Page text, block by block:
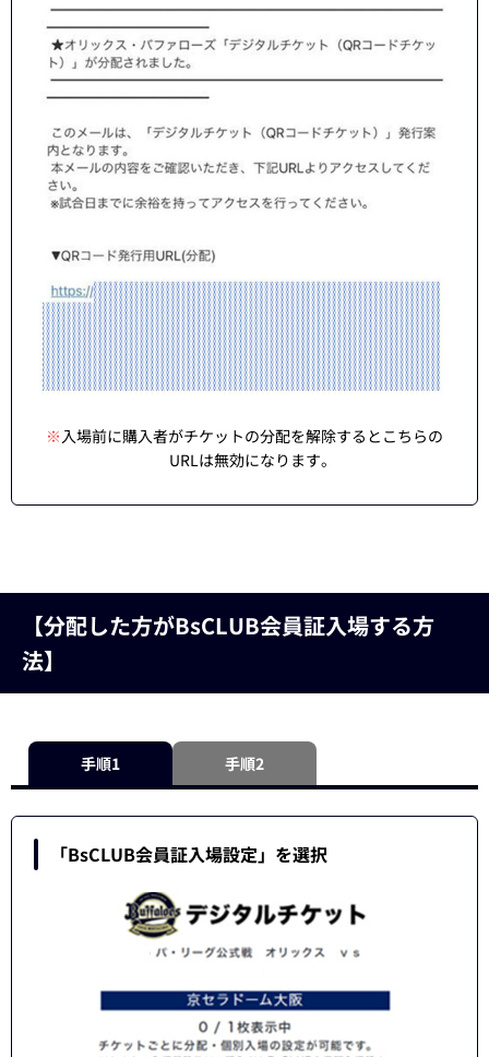
※ 入場前に購入者がチケットの分配を解除するとこちらの
URLは無効になります。
【分配した方がBsCLUB会員証入場する方
法】
手順1 手順2
「BsCLUB会員証入場設定」を選択